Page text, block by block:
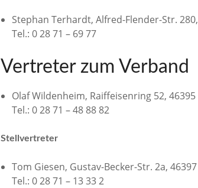
Stephan Terhardt, Alfred-Flender-Str.
Tel.: 0 28 71 – 69 77
Vertreter zum Verband
Olaf Wildenheim, Raiffeisenring 52,
Tel.: 0 28 71 – 48 88 82
Stellvertreter
Tom Giesen, Gustav-Becker-Str. 2a,
Tel.: 0 28 71 – 13 33 2